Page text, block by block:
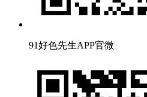
91好色先生APP官微